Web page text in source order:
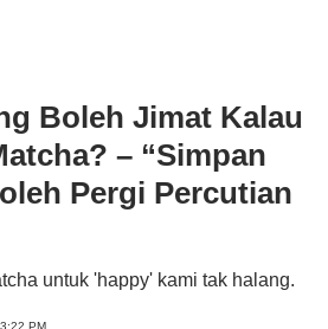
Boleh Jimat Kalau
– “Simpan
Pergi Percutian
untuk 'happy' kami tak halang.
PM